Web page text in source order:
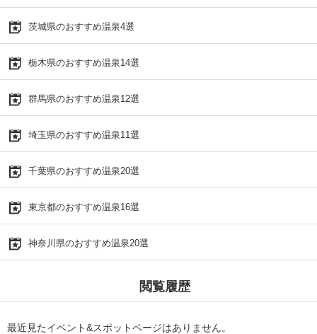
茨城県のおすすめ温泉4選
栃木県のおすすめ温泉14選
群馬県のおすすめ温泉12選
埼玉県のおすすめ温泉11選
千葉県のおすすめ温泉20選
東京都のおすすめ温泉16選
神奈川県のおすすめ温泉20選
閲覧履歴
最近見たイベント&スポットページはありません。